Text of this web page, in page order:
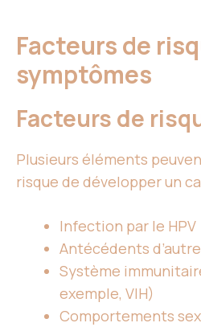
Facteurs de
symptômes
Facteurs de
Plusieurs éléments
risque de développer un
Infection par le HPV
Antécédents
Système
exemple, VIH)
Comportements